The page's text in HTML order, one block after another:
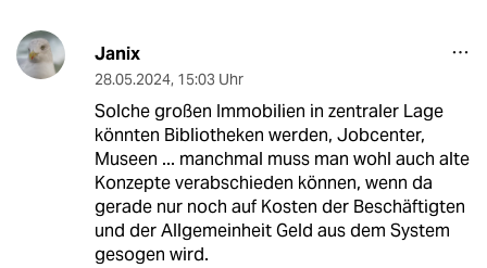
Janix
28.05.2024, 15:03 Uhr
Solche großen Immobilien in zentraler Lage
könnten Bibliotheken werden, Jobcenter,
Museen ... manchmal muss man wohl auch alte
Konzepte verabschieden können, wenn da
gerade nur noch auf Kosten der Beschäftigten
und der Allgemeinheit Geld aus dem System
gesogen wird.